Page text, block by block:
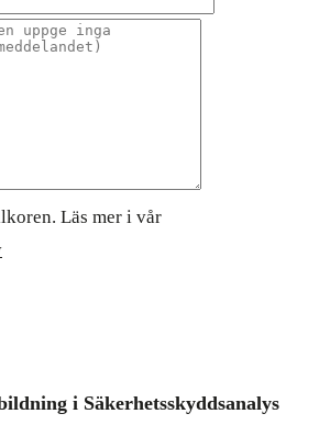
Läs mer i vår
i Säkerhetsskyddsanalys